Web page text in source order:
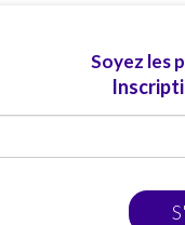
Soyez les